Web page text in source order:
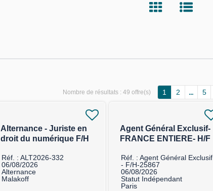
Nombre de résultats : 49 offre(s) 1 2 5
Alternance - Juriste en
droit du numérique F/H
Réf. : ALT2026-332
06/08/2026
Alternance
Malakoff
Agent Général Exclusif-
FRANCE ENTIERE- H/F
Réf. : Agent Général Exclusif
- F/H-25867
06/08/2026
Statut Indépendant
Paris